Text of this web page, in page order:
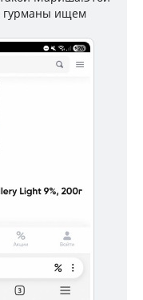
гурманы ищем